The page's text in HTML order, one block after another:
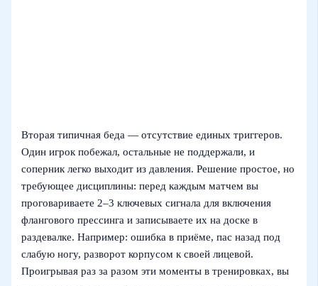
Вторая типичная беда — отсутствие единых триггеров.
Один игрок побежал, остальные не поддержали, и
соперник легко выходит из давления. Решение простое, но
требующее дисциплины: перед каждым матчем вы
проговариваете 2–3 ключевых сигнала для включения
флангового прессинга и записываете их на доске в
раздевалке. Например: ошибка в приёме, пас назад под
слабую ногу, разворот корпусом к своей лицевой.
Проигрывая раз за разом эти моменты в тренировках, вы